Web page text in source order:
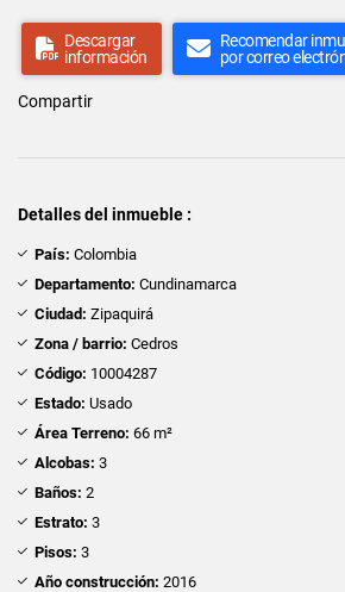
Descargar
información
Recomendar
por correo
Compartir
Detalles del inmueble :
País: Colombia
Departamento: Cundinamarca
Ciudad: Zipaquirá
Zona / barrio: Cedros
Código: 10004287
Estado: Usado
Área Terreno: 66 m²
Alcobas: 3
Baños: 2
Estrato: 3
Pisos: 3
Año construcción: 2016